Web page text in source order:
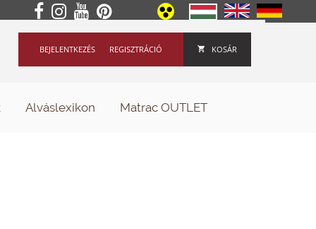
KOSÁR
REGISZTRÁCIÓ
BEJELENTKEZÉS
Alváslexikon Matrac OUTLET